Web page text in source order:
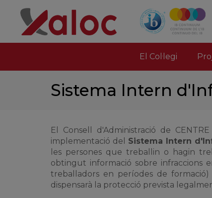
El Col·legi
Sistema Intern
El Consell d'Administració de
implementació del Sistema Intern
les persones que treballin o hagin
obtingut informació sobre infraccions
treballadors en períodes de
dispensarà la protecció prevista